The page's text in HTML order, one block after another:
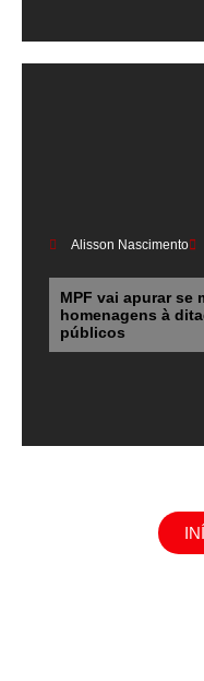
Alisson Nascimento
MPF vai apurar se
homenagens à
públicos